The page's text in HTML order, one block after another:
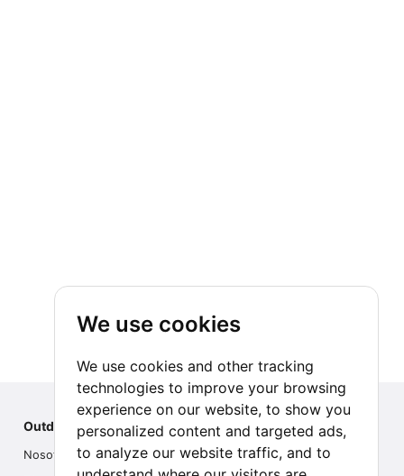
We use cookies
We use cookies and other tracking
technologies to improve your browsing
experience on our website, to show you
personalized content and targeted ads,
to analyze our website traffic, and to
Outdoor Index
Nosotros